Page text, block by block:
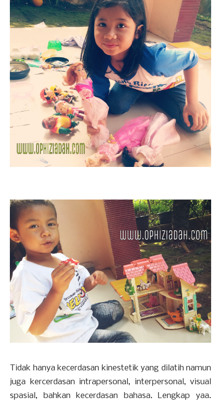
Tidak hanya kecerdasan kinestetik yang dilatih namun
juga kercerdasan intrapersonal, interpersonal, visual
spasial, bahkan kecerdasan bahasa. Lengkap yaa.